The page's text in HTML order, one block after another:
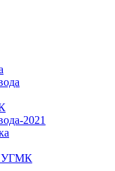
2021
УГМК